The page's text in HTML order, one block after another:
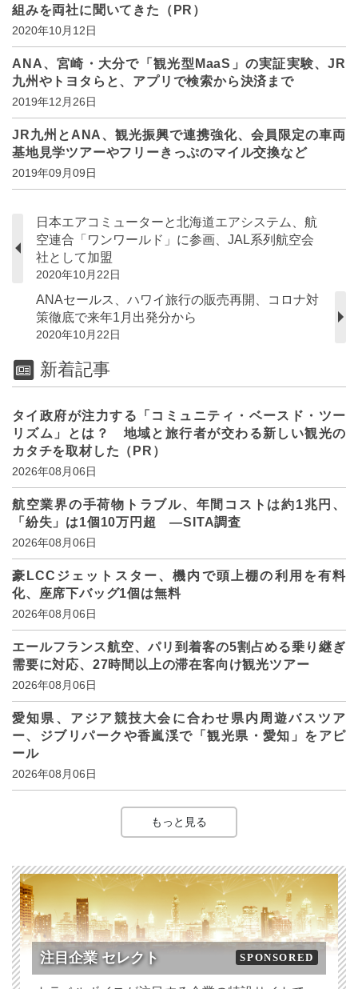
組みを両社に聞いてきた（PR）
2020年10月12日
ANA、宮崎・大分で「観光型MaaS」の実証実験、JR
九州やトヨタらと、アプリで検索から決済まで
2019年12月26日
JR九州とANA、観光振興で連携強化、会員限定の車両
基地見学ツアーやフリーきっぷのマイル交換など
2019年09月09日
日本エアコミューターと北海道エアシステム、航
空連合「ワンワールド」に参画、JAL系列航空会
社として加盟
2020年10月22日
ANAセールス、ハワイ旅行の販売再開、コロナ対
策徹底で来年1月出発分から
2020年10月22日
新着記事
タイ政府が注力する「コミュニティ・ベースド・ツー
リズム」とは？ 地域と旅行者が交わる新しい観光の
カタチを取材した（PR）
2026年08月06日
航空業界の手荷物トラブル、年間コストは約1兆円、
「紛失」は1個10万円超 ―SITA調査
2026年08月06日
豪LCCジェットスター、機内で頭上棚の利用を有料
化、座席下バッグ1個は無料
2026年08月06日
エールフランス航空、パリ到着客の5割占める乗り継ぎ
需要に対応、27時間以上の滞在客向け観光ツアー
2026年08月06日
愛知県、アジア競技大会に合わせ県内周遊バスツア
ー、ジブリパークや香嵐渓で「観光県・愛知」をアピ
ール
2026年08月06日
もっと見る
注目企業 セレクト SPONSORED